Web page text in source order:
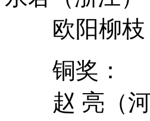
欧阳柳枝
铜奖：
赵 亮（河